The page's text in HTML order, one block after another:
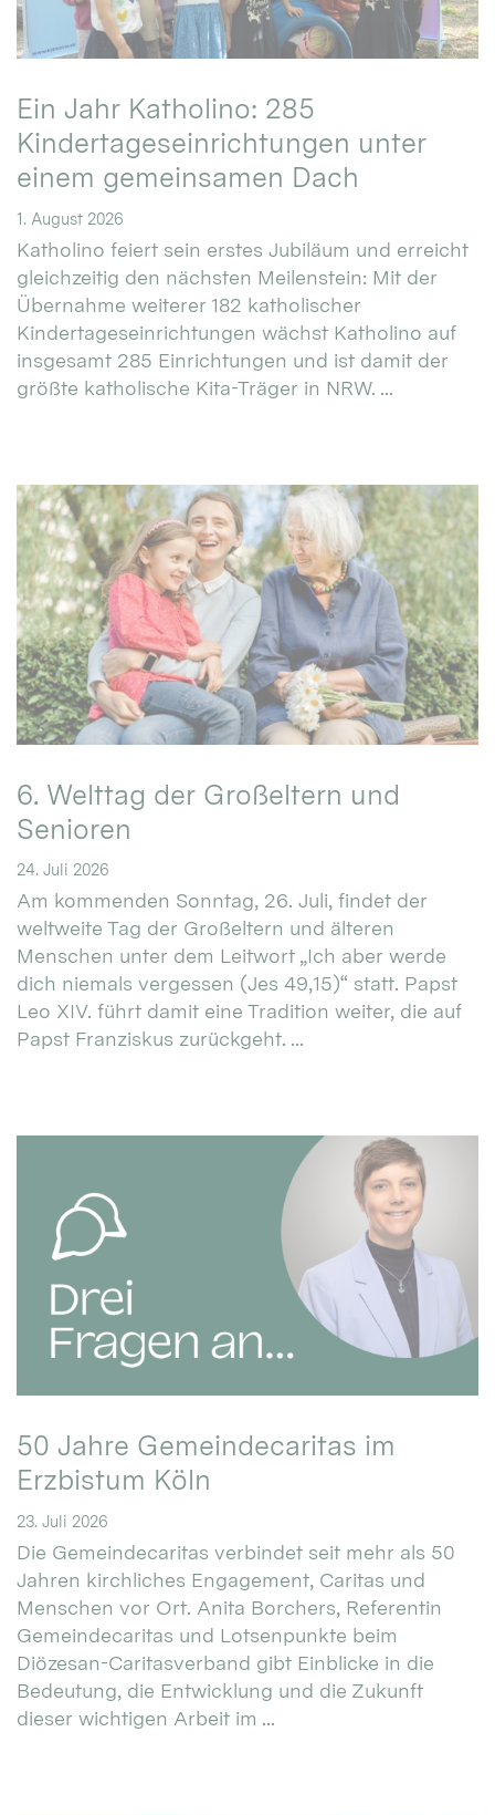
Ein Jahr Katholino: 285
Kindertageseinrichtungen unter
einem gemeinsamen Dach
1. August 2026
Katholino feiert sein erstes Jubiläum und erreicht
gleichzeitig den nächsten Meilenstein: Mit der
Übernahme weiterer 182 katholischer
Kindertageseinrichtungen wächst Katholino auf
insgesamt 285 Einrichtungen und ist damit der
größte katholische Kita-Träger in NRW. ...
6. Welttag der Großeltern und
Senioren
24. Juli 2026
Am kommenden Sonntag, 26. Juli, findet der
weltweite Tag der Großeltern und älteren
Menschen unter dem Leitwort „Ich aber werde
dich niemals vergessen (Jes 49,15)“ statt. Papst
Leo XIV. führt damit eine Tradition weiter, die auf
Papst Franziskus zurückgeht. ...
50 Jahre Gemeindecaritas im
Erzbistum Köln
23. Juli 2026
Die Gemeindecaritas verbindet seit mehr als 50
Jahren kirchliches Engagement, Caritas und
Menschen vor Ort. Anita Borchers, Referentin
Gemeindecaritas und Lotsenpunkte beim
Diözesan-Caritasverband gibt Einblicke in die
Bedeutung, die Entwicklung und die Zukunft
dieser wichtigen Arbeit im ...